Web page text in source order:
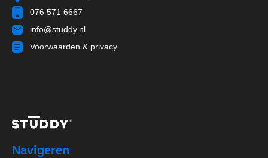
076 571 6667
info@studdy.nl
Voorwaarden & privacy
Navigeren